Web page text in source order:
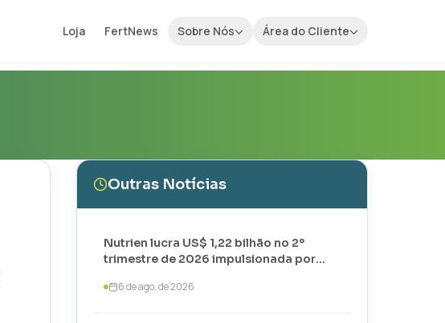
Loja FertNews Sobre Nós Área do Cliente
Outras Notícias
Nutrien lucra US$ 1,22 bilhão no 2º
trimestre de 2026 impulsionada por
6 de ago. de 2026